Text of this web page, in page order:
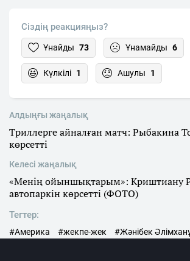
Сіздің реакцияңыз?
Ұнайды 73 Ұнамайды 6
Күлкілі 1 Ашулы 1
Алдыңғы жаңалық
Триллерге айналған матч: Рыбакина
көрсетті
Келесі жаңалық
«Менің ойыншықтарым»: Криштиану
автопаркін көрсетті (ФОТО)
Тегтер:
#Америка #жекпе-жек #Жәнібек